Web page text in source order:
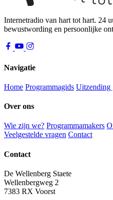
Internetradio van hart tot hart. 24
bewustwording en persoonlijke
Navigatie
Home Programmagids Uitzending
Over ons
Wie zijn we? Programmamakers
Veelgestelde vragen Contact
Contact
De Wellenberg Staete
Wellenbergweg 2
7383 RX Voorst